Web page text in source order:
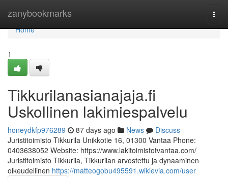
zanybookmarks
Home
Home
1
Tikkurilanasianajaja.fi
Uskollinen lakimiespalvelu
honeydkfp976289 87 days ago News
Discuss
Juristitoimisto Tikkurila Unikkotie 16, 01300 Vantaa Phone:
0403638052 Website: https://www.lakitoimistotvantaa.com/
Juristitoimisto Tikkurila, Tikkurilan arvostettu ja dynaaminen
oikeudellinen https://matteogobu495591.wikievia.com/user